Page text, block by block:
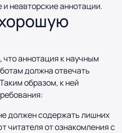
неавторские аннотации.
хорошую
аннотация к научным
должна отвечать
образом, к ней
должен содержать лишних
читателя от ознакомления с